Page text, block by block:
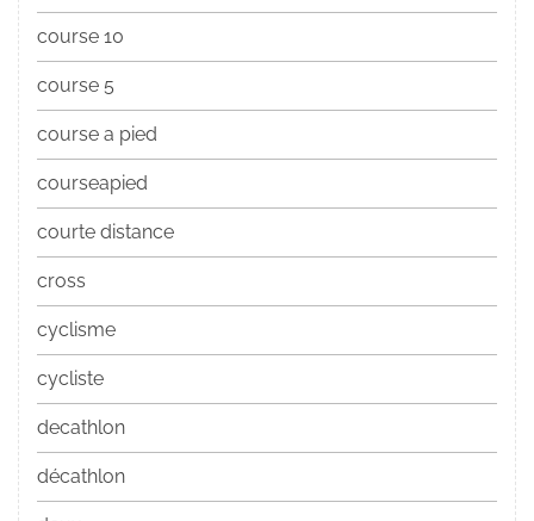
course 10
course 5
course a pied
courseapied
courte distance
cross
cyclisme
cycliste
decathlon
décathlon